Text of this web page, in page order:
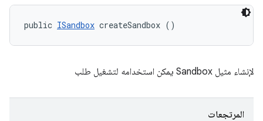
public ISandbox createSandbox ()
لإنشاء مثيل Sandbox يمكن استخدامه لتشغيل طلب
المرتجعات